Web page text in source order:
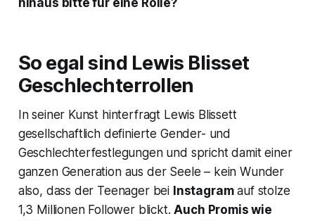
hinaus bitte für eine Rolle?
So egal sind Lewis Blisset
Geschlechterrollen
In seiner Kunst hinterfragt Lewis Blissett
gesellschaftlich definierte Gender- und
Geschlechterfestlegungen und spricht damit einer
ganzen Generation aus der Seele – kein Wunder
also, dass der Teenager bei Instagramauf stolze
1,3 Millionen Follower blickt.Auch Promis wie